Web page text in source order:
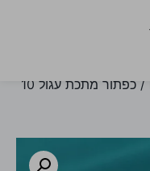
/ כפתור מתכת עגול 10